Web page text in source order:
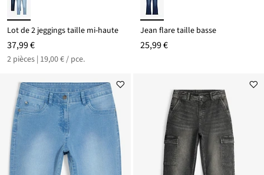
Lot de 2 jeggings taille mi-haute
37,99 €
2 pièces | 19,00 € / pce.
Jean flare taille basse
25,99 €